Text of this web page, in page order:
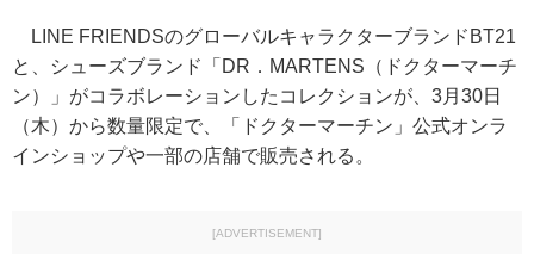
LINE FRIENDSのグローバルキャラクターブランドBT21
と、シューズブランド「DR．MARTENS（ドクターマーチ
ン）」がコラボレーションしたコレクションが、3月30日
（木）から数量限定で、「ドクターマーチン」公式オンラ
インショップや一部の店舗で販売される。
[ADVERTISEMENT]